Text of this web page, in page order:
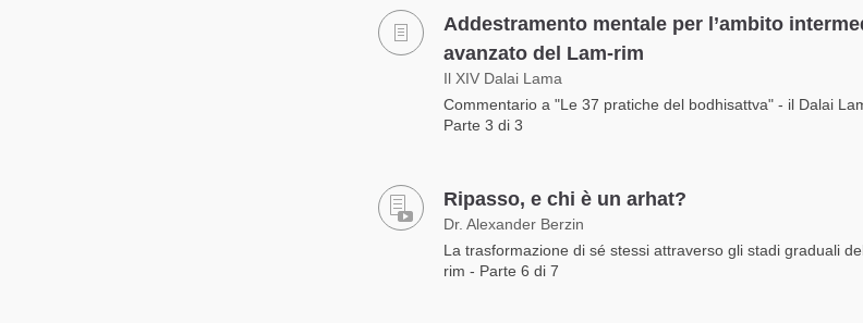
Addestramento mentale per l’ambito
avanzato del Lam-rim
Il XIV Dalai Lama
Commentario a "Le 37 pratiche del bodhisattva" - il Dalai
Parte 3 di 3
Ripasso, e chi è un arhat?
Dr. Alexander Berzin
La trasformazione di sé stessi attraverso gli stadi graduali
rim - Parte 6 di 7